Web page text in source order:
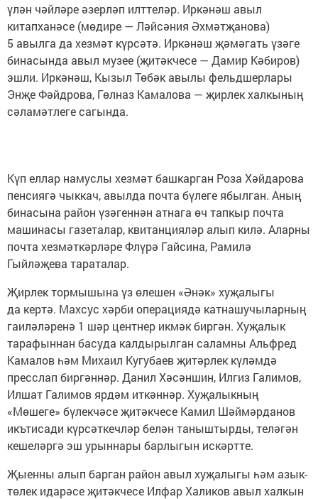
үлән чәйләре әзерләп илттеләр. Иркәнәш авыл
китапханәсе (мөдире — Ләйсәния Әхмәтҗанова)
5 авылга да хезмәт күрсәтә. Иркәнәш җәмәгать үзәге
бинасында авыл музее (җитәкчесе — Дамир Кәбиров)
эшли. Иркәнәш, Кызыл Төбәк авылы фельдшерлары
Энҗе Фәйдрова, Гөлназ Камалова — җирлек халкының
сәламәтлеге сагында.
Күп еллар намуслы хезмәт башкарган Роза Хәйдарова
пенсиягә чыккач, авылда почта бүлеге ябылган. Аның
бинасына район үзәгеннән атнага өч тапкыр почта
машинасы газеталар, квитанцияләр алып килә. Аларны
почта хезмәткәрләре Флүрә Гайсина, Рамилә
Гыйләҗева тараталар.
Җирлек тормышына үз өлешен «Әнәк» хуҗалыгы
да кертә. Махсус хәрби операциядә катнашучыларның
гаиләләренә 1 шәр центнер икмәк биргән. Хуҗалык
тарафыннан басуда калдырылган саламны Альфред
Камалов һәм Михаил Кугубаев җитәрлек күләмдә
пресслап биргәннәр. Данил Хәсәншин, Илгиз Галимов,
Илшат Галимов ярдәм иткәннәр. Хуҗалыкның
«Мөшеге» бүлекчәсе җитәкчесе Камил Шәймәрданов
икътисади күрсәткечләр белән таныштырды, теләгән
кешеләргә эш урыннары барлыгын искәртте.
Җыенны алып барган район авыл хуҗалыгы һәм азык-
төлек идарәсе җитәкчесе Илфар Халиков авыл халкын